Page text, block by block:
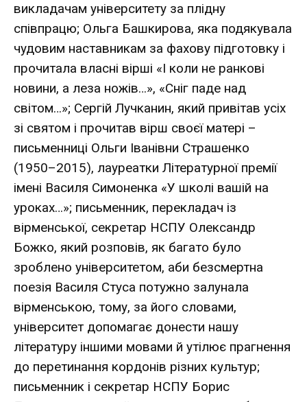
викладачам університету за плідну
співпрацю; Ольга Башкирова, яка подякувала
чудовим наставникам за фахову підготовку і
прочитала власні вірші «І коли не ранкові
новини, а леза ножів…», «Сніг паде над
світом…»; Сергій Лучканин, який привітав усіх
зі святом і прочитав вірш своєї матері –
письменниці Ольги Іванівни Страшенко
(1950–2015), лауреатки Літературної премії
імені Василя Симоненка «У школі вашій на
уроках…»; письменник, перекладач із
вірменської, секретар НСПУ Олександр
Божко, який розповів, як багато було
зроблено університетом, аби безсмертна
поезія Василя Стуса потужно залунала
вірменською, тому, за його словами,
університет допомагає донести нашу
літературу іншими мовами й утілює прагнення
до перетинання кордонів різних культур;
письменник і секретар НСПУ Борис